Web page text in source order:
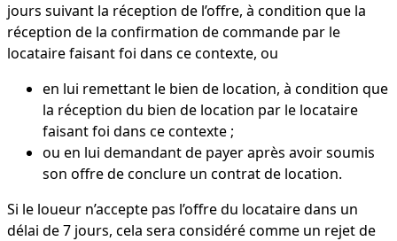
jours suivant la réception de l’offre, à condition que la
réception de la confirmation de commande par le
locataire faisant foi dans ce contexte, ou
en lui remettant le bien de location, à condition que
la réception du bien de location par le locataire
faisant foi dans ce contexte ;
ou en lui demandant de payer après avoir soumis
son offre de conclure un contrat de location.
Si le loueur n’accepte pas l’offre du locataire dans un
délai de 7 jours, cela sera considéré comme un rejet de